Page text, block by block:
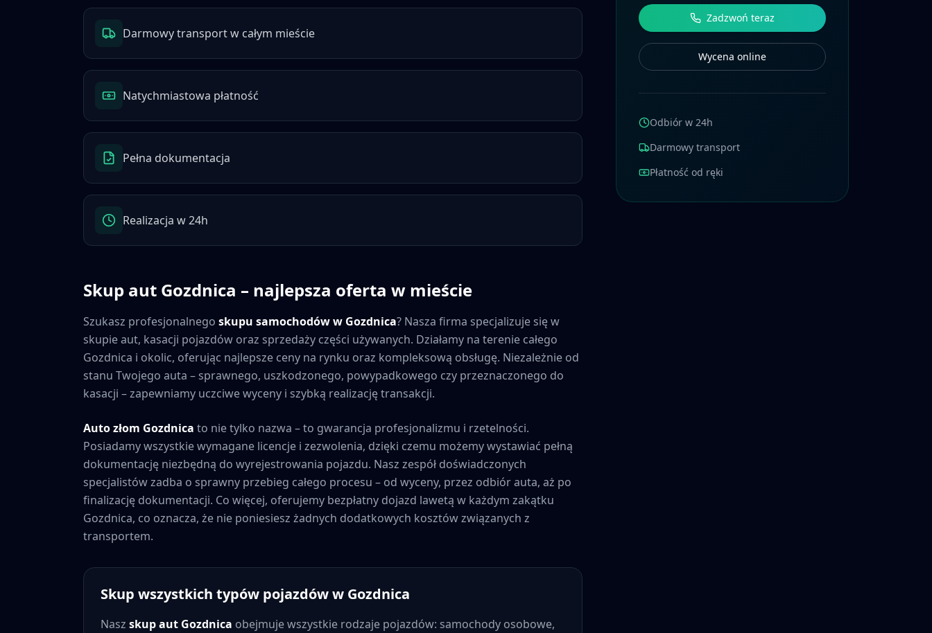
Darmowy transport w całym mieście
Natychmiastowa płatność
Pełna dokumentacja
Realizacja w 24h
Skup aut Gozdnica – najlepsza oferta w mieście
Szukasz profesjonalnego skupu samochodów w Gozdnica? Nasza firma specjalizuje się w
skupie aut, kasacji pojazdów oraz sprzedaży części używanych. Działamy na terenie całego
Gozdnica i okolic, oferując najlepsze ceny na rynku oraz kompleksową obsługę. Niezależnie od
stanu Twojego auta – sprawnego, uszkodzonego, powypadkowego czy przeznaczonego do
kasacji – zapewniamy uczciwe wyceny i szybką realizację transakcji.
Auto złom Gozdnica to nie tylko nazwa – to gwarancja profesjonalizmu i rzetelności.
Posiadamy wszystkie wymagane licencje i zezwolenia, dzięki czemu możemy wystawiać pełną
dokumentację niezbędną do wyrejestrowania pojazdu. Nasz zespół doświadczonych
specjalistów zadba o sprawny przebieg całego procesu – od wyceny, przez odbiór auta, aż po
finalizację dokumentacji. Co więcej, oferujemy bezpłatny dojazd lawetą w każdym zakątku
Gozdnica, co oznacza, że nie poniesiesz żadnych dodatkowych kosztów związanych z
transportem.
Skup wszystkich typów pojazdów w Gozdnica
Nasz skup aut Gozdnica obejmuje wszystkie rodzaje pojazdów: samochody osobowe,
Zadzwoń teraz
Wycena online
Odbiór w 24h
Darmowy transport
Płatność od ręki